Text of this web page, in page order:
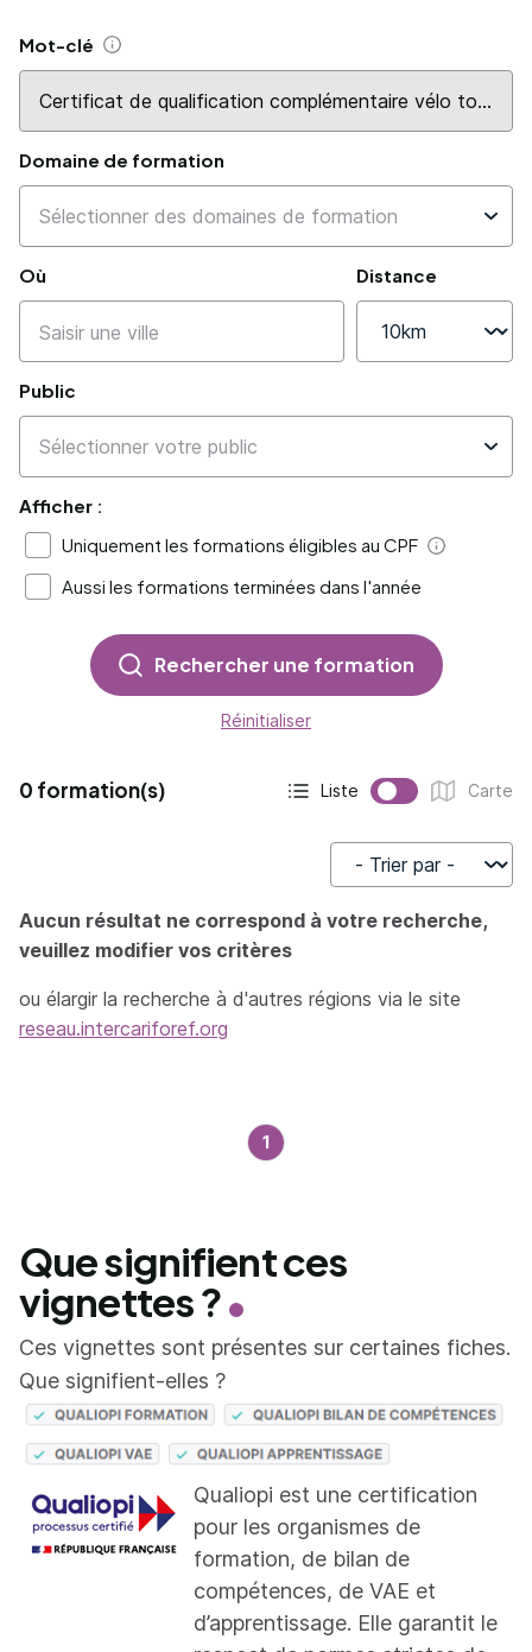
Mot-clé Aide
Domaine de formation
Où Distance
Public
Afficher :
Uniquement les formations éligibles au CPF
Aide
Aussi les formations terminées dans l'année
Rechercher une formation
Réinitialiser
0 formation(s)
Affichage actif :
Liste
Affichage :
Carte
Trier par
Aucun résultat ne correspond à votre recherche,
veuillez modifier vos critères
ou élargir la recherche à d'autres régions via le site
reseau.intercariforef.org
1
Que signifient ces
vignettes ?
Ces vignettes sont présentes sur certaines fiches.
Que signifient-elles ?
Qualiopi est une certification
pour les organismes de
formation, de bilan de
compétences, de VAE et
d’apprentissage. Elle garantit le